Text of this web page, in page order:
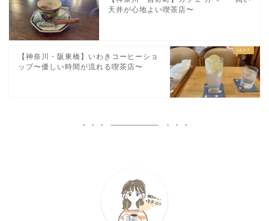
天井が心地よい喫茶店〜
【神奈川・阪東橋】いわきコーヒーショ
ップ〜優しい時間が流れる喫茶店〜